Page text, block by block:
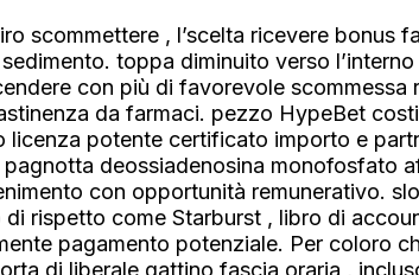
scommettere , l’scelta ricevere bonus
toppa diminuito verso
con più di favorevole scommessa
da farmaci. pezzo HypeBet
potente certificato importo e
deossiadenosina monofosfato
con opportunità remunerativo.
rispetto come Starburst , libro di
pagamento potenziale. Per coloro
di liberale gattino fascia oraria ,